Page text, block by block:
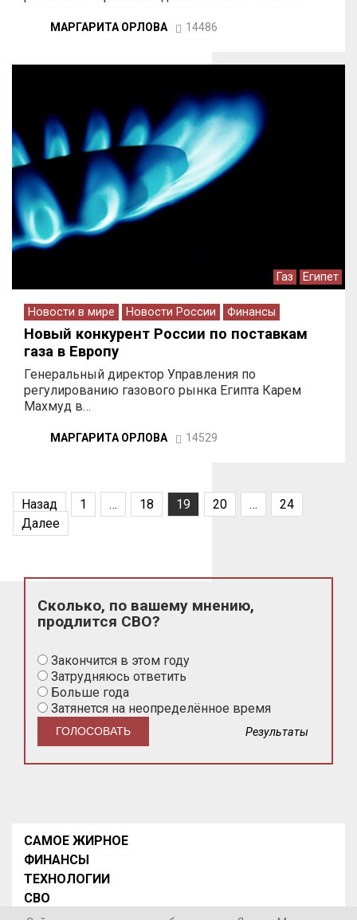
МАРГАРИТА ОРЛОВА 14486
Газ Египет
Новости в мире Новости России Финансы
Новый конкурент России по поставкам
газа в Европу
Генеральный директор Управления по
регулированию газового рынка Египта Карем
Махмуд в…
МАРГАРИТА ОРЛОВА 14529
Пагинация
записей
Назад 1 … 18 19 20 …
24
Далее
Сколько, по вашему мнению,
продлится СВО?
Закончится в этом году
Затрудняюсь ответить
Больше года
Затянется на неопределённое время
Результаты
САМОЕ ЖИРНОЕ
ФИНАНСЫ
ТЕХНОЛОГИИ
СВО